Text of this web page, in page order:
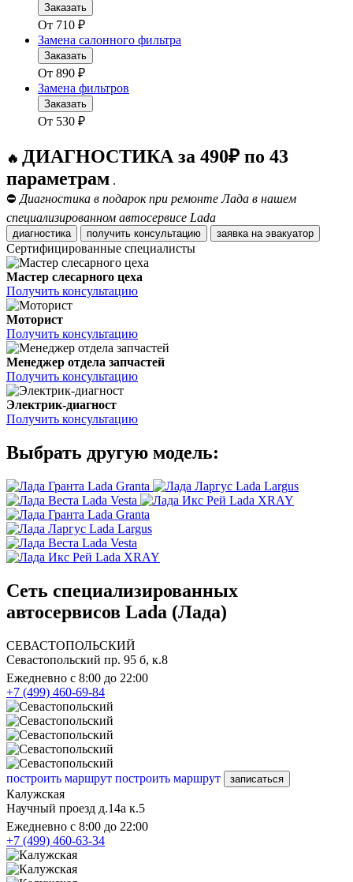
Заказать
От 710 ₽
Замена салонного фильтра
Заказать
От 890 ₽
Замена фильтров
Заказать
От 530 ₽
🔥 ДИАГНОСТИКА за 490₽ по 43
параметрам .
⛔ Диагностика в подарок при ремонте Лада в нашем
специализированном автосервисе Lada
диагностика получить консультацию заявка на эвакуатор
Сертифицированные специалисты
Мастер слесарного цеха
Получить консультацию
Моторист
Получить консультацию
Менеджер отдела запчастей
Получить консультацию
Электрик-диагност
Получить консультацию
Выбрать другую модель:
Lada Granta
Lada Largus
Lada Vesta
Lada XRAY
Lada Granta
Lada Largus
Lada Vesta
Lada XRAY
Сеть специализированных
автосервисов Lada (Лада)
СЕВАСТОПОЛЬСКИЙ
Севастопольский пр. 95 б, к.8
Ежедневно с 8:00 до 22:00
+7 (499) 460-69-84
построить маршрут построить маршрут записаться
Калужская
Научный проезд д.14а к.5
Ежедневно с 8:00 до 22:00
+7 (499) 460-63-34